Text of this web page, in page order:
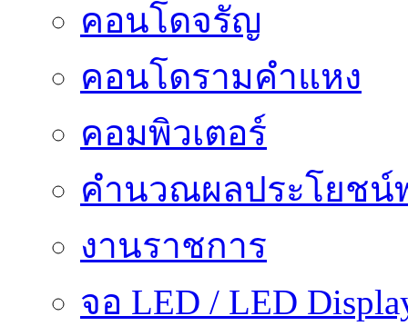
คอนโดจรัญ
คอนโดรามคำแหง
คอมพิวเตอร์
คำนวณผลประโยชน์
งานราชการ
จอ LED / LED